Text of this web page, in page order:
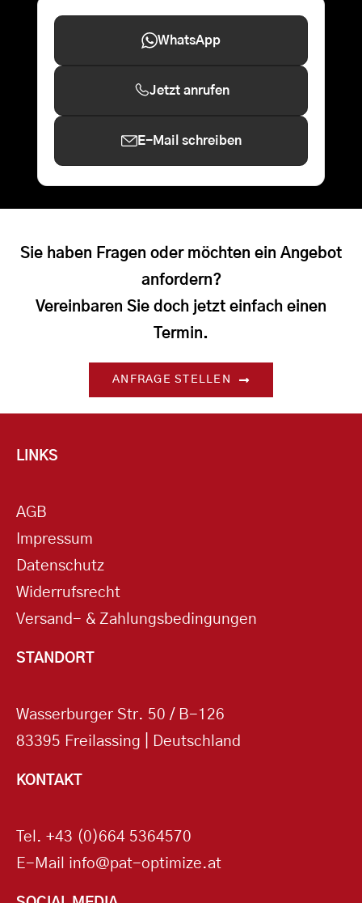
WhatsApp
Jetzt anrufen
E-Mail schreiben
Sie haben Fragen oder möchten ein Angebot
anfordern?
Vereinbaren Sie doch jetzt einfach einen
Termin.
ANFRAGE STELLEN
LINKS
AGB
Impressum
Datenschutz
Widerrufsrecht
Versand- & Zahlungsbedingungen
STANDORT
Wasserburger Str. 50 / B-126
83395 Freilassing | Deutschland
KONTAKT
Tel. +43 (0)664 5364570
E-Mail info@pat-optimize.at